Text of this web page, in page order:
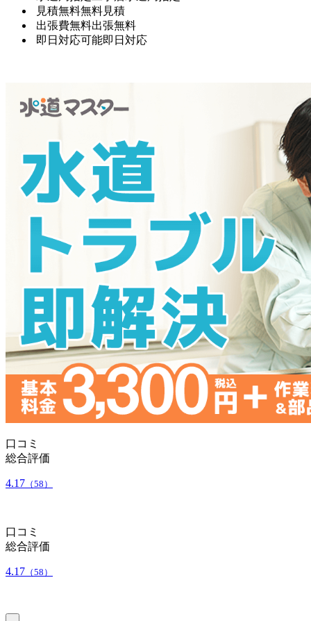
見積無料無料見積
出張費無料出張無料
即日対応可能即日対応
口コミ
総合評価
4.17 （58）
口コミ
総合評価
4.17 （58）